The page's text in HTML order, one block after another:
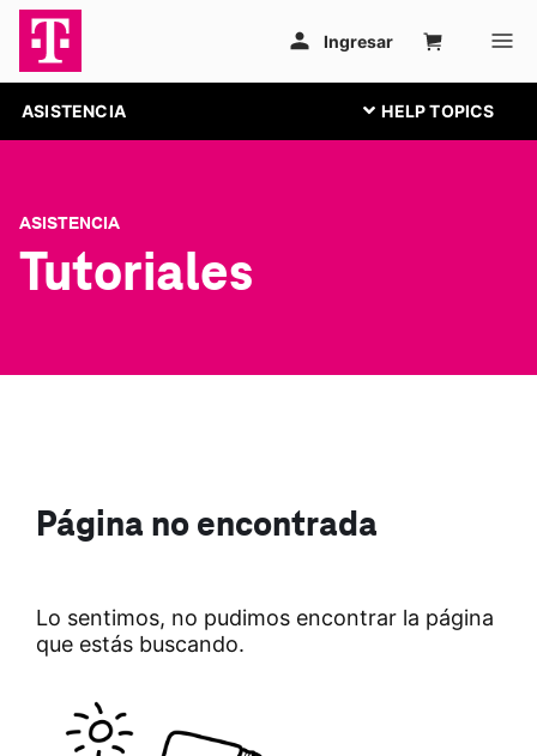
ASISTENCIA
ASISTENCIA
Tutoriales